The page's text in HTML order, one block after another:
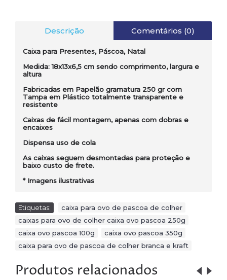
Descrição Comentários (0)
Caixa para Presentes, Páscoa, Natal
Medida: 18x13x6,5 cm sendo comprimento, largura e
altura
Fabricadas em Papelão gramatura 250 gr com
Tampa em Plástico totalmente transparente e
resistente
Caixas de fácil montagem, apenas com dobras e
encaixes
Dispensa uso de cola
As caixas seguem desmontadas para proteção e
baixo custo de frete.
* Imagens ilustrativas
Etiquetas: caixa para ovo de pascoa de colher
caixas para ovo de colher caixa ovo pascoa 250g
caixa ovo pascoa 100g
caixa ovo pascoa 350g
caixa para ovo de pascoa de colher branca e kraft
Produtos relacionados